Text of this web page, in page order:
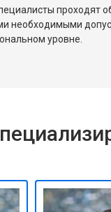
проходят
необходимыми
уровне.